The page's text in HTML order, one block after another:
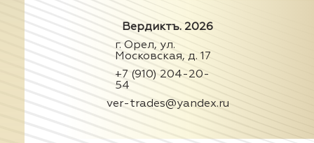
Вердиктъ. 2026
г. Орел, ул.
Московская, д. 17
+7 (910) 204-20-
54
ver-trades@yandex.ru